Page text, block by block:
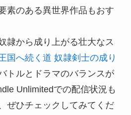
素のある異世界作品もおす
隷から成り上がる壮大なス
国へ続く道 奴隷剣士の成り
トルとドラマのバランスが
Unlimitedでの配信状況も
ぜひチェックしてみてくだ